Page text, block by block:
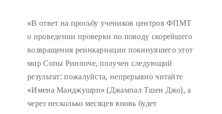
«В ответ на просьбу учеников центров ФПМТ
о проведении проверки по поводу скорейшего
возвращения реинкарнации покинувшего этот
мир Сопы Ринпоче, получен следующий
результат: пожалуйста, непрерывно читайте
«Имена Манджушри» (Джампал Тшен Джо), а
через несколько месяцев вновь будет